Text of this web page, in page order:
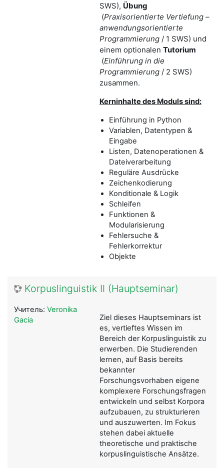
SWS), Übung
(Praxisorientierte Vertiefung –
anwendungsorientierte
Programmierung/ 1 SWS) und
einem optionalen Tutorium
(Einführung in die
Programmierung/ 2 SWS)
zusammen.
Kerninhalte des Moduls sind:
Einführung in Python
Variablen, Datentypen &
Eingabe
Listen, Datenoperationen &
Dateiverarbeitung
Reguläre Ausdrücke
Zeichenkodierung
Konditionale & Logik
Schleifen
Funktionen &
Modularisierung
Fehlersuche &
Fehlerkorrektur
Objekte
Korpuslinguistik II (Hauptseminar)
Ziel dieses Hauptseminars ist
es, vertieftes Wissen im
Bereich der Korpuslinguistik zu
erwerben. Die Studierenden
lernen, auf Basis bereits
bekannter
Forschungsvorhaben eigene
komplexere Forschungsfragen
entwickeln und selbst Korpora
aufzubauen, zu strukturieren
und auszuwerten. Im Fokus
stehen dabei aktuelle
theoretische und praktische
korpuslinguistische Ansätze.
Учитель: Veronika
Gacia